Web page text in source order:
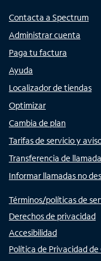
Contacta a Spectrum
Administrar cuenta
Paga tu factura
Ayuda
Localizador de tiendas
Optimizar
Cambia de plan
Tarifas de servicio y
Transferencia de
Informar llamadas no
Términos/políticas de
Derechos de privacidad
Accesibilidad
Política de Privacidad